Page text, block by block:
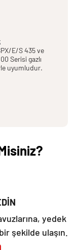
E/S 435 ve
Serisi gazlı
uyumludur.
yedek
şekilde ulaşın.